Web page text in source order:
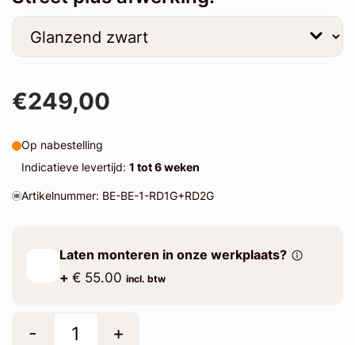
€249,00
Op nabestelling
Indicatieve levertijd: 1 tot 6 weken
Artikelnummer: BE-BE-1-RD1G+RD2G
Laten monteren in onze werkplaats?
+ € 55.00 incl. btw
- +